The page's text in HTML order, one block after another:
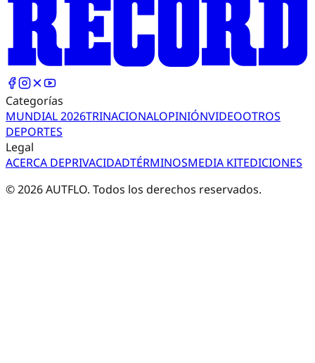
Categorías
MUNDIAL 2026TRINACIONALOPINIÓNVIDEOOTROS
DEPORTES
Legal
ACERCA DEPRIVACIDADTÉRMINOSMEDIA KITEDICIONES
©2026AUTFLO. Todos los derechos reservados.